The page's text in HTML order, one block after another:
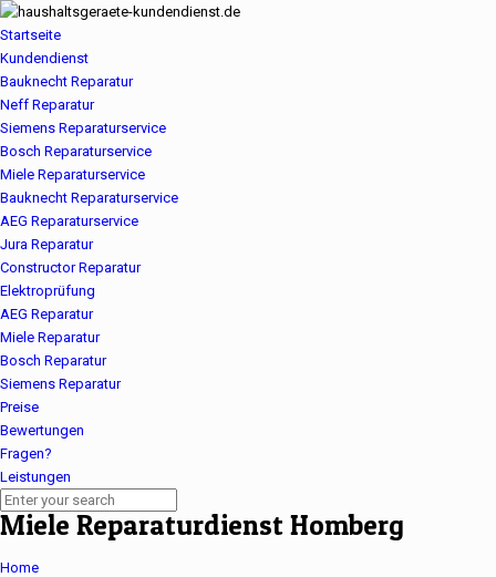
Startseite
Kundendienst
Bauknecht Reparatur
Neff Reparatur
Siemens Reparaturservice
Bosch Reparaturservice
Miele Reparaturservice
Bauknecht Reparaturservice
AEG Reparaturservice
Jura Reparatur
Constructor Reparatur
Elektroprüfung
AEG Reparatur
Miele Reparatur
Bosch Reparatur
Siemens Reparatur
Preise
Bewertungen
Fragen?
Leistungen
Miele Reparaturdienst Homberg
Home